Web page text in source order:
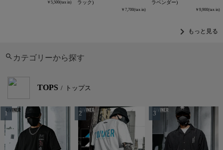
5,500 ラック)
7,700
ラベンダー)
9,900
chevron_right もっと見る
カテゴリーから探す
TOPS トップス